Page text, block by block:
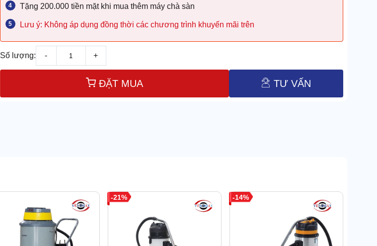
Tặng 200.000 tiền mặt khi mua thêm máy chà sàn
Lưu ý: Không áp dụng đồng thời các chương trình khuyến mãi trên
Số lượng: - +
ĐẶT MUA TƯ VẤN
21 14